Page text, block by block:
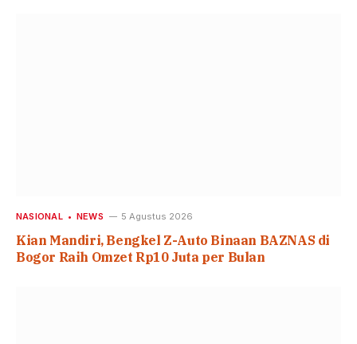
NASIONAL NEWS 5 Agustus 2026
Kian Mandiri, Bengkel Z-Auto Binaan BAZNAS di
Bogor Raih Omzet Rp10 Juta per Bulan